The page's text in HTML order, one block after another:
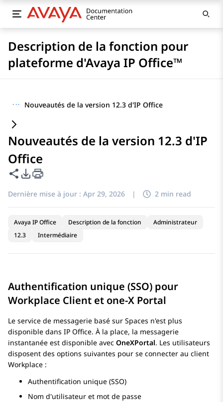
Description de la fonction pour
plateforme d'Avaya IP Office™
··· Nouveautés de la version 12.3 d'IP Office
Nouveautés de la version 12.3 d'IP
Office
Partager cette page
Options d'exportation PDF
Dernière mise à jour : Apr 29, 2026 | 2 min read
Avaya IP Office Description de la fonction
Administrateur
12.3
Intermédiaire
Authentification unique (SSO) pour
Workplace Client et one-X Portal
Le service de messagerie basé sur Spaces n'est plus
disponible dans IP Office. À la place, la messagerie
instantanée est disponible avec OneXPortal. Les utilisateurs
disposent des options suivantes pour se connecter au client
Workplace :
Authentification unique (SSO)
Nom d'utilisateur et mot de passe